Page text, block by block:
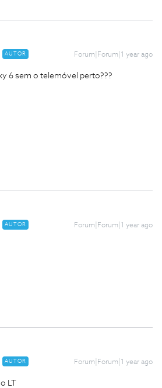
AUTOR Forum|Forum|1 year ago
6 sem o telemóvel perto???
AUTOR Forum|Forum|1 year ago
AUTOR Forum|Forum|1 year ago
LT